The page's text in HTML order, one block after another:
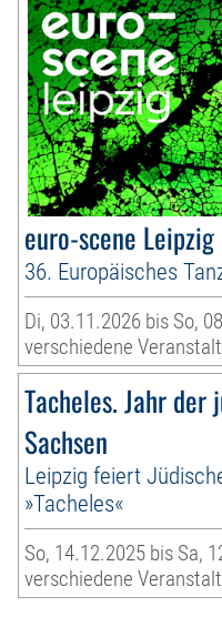
euro-scene Leipzig
36. Europäisches
Di, 03.11.2026 bis So,
verschiedene
Tacheles. Jahr
Sachsen
Leipzig feiert
»Tacheles«
So, 14.12.2025 bis Sa,
verschiedene